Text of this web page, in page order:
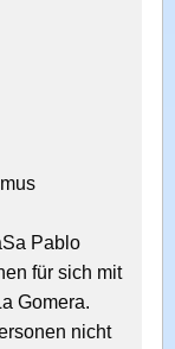
Pablo
für sich mit
Gomera.
nicht